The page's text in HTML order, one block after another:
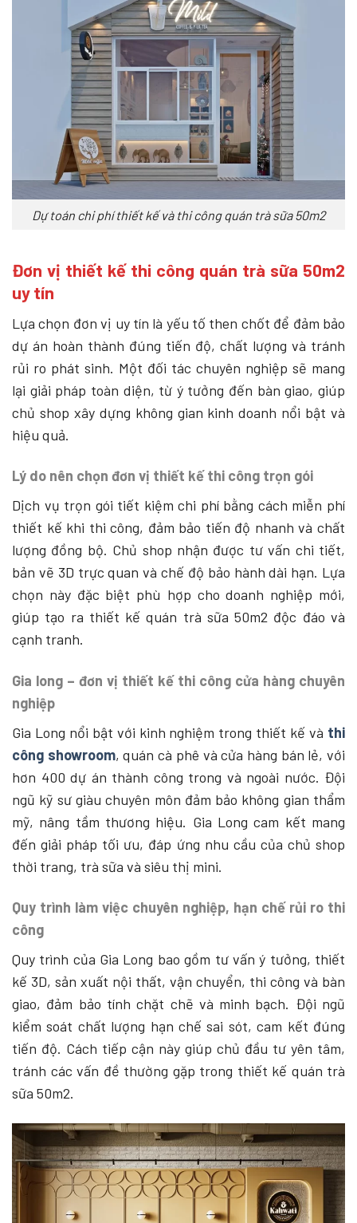
Dự toán chi phí thiết kế và thi công quán trà sữa 50m2
Đơn vị thiết kế thi công quán trà sữa 50m2
uy tín
Lựa chọn đơn vị uy tín là yếu tố then chốt để đảm bảo
dự án hoàn thành đúng tiến độ, chất lượng và tránh
rủi ro phát sinh. Một đối tác chuyên nghiệp sẽ mang
lại giải pháp toàn diện, từ ý tưởng đến bàn giao, giúp
chủ shop xây dựng không gian kinh doanh nổi bật và
hiệu quả.
Lý do nên chọn đơn vị thiết kế thi công trọn gói
Dịch vụ trọn gói tiết kiệm chi phí bằng cách miễn phí
thiết kế khi thi công, đảm bảo tiến độ nhanh và chất
lượng đồng bộ. Chủ shop nhận được tư vấn chi tiết,
bản vẽ 3D trực quan và chế độ bảo hành dài hạn. Lựa
chọn này đặc biệt phù hợp cho doanh nghiệp mới,
giúp tạo ra thiết kế quán trà sữa 50m2 độc đáo và
cạnh tranh.
Gia long – đơn vị thiết kế thi công cửa hàng chuyên
nghiệp
Gia Long nổi bật với kinh nghiệm trong thiết kế và thi
công showroom, quán cà phê và cửa hàng bán lẻ, với
hơn 400 dự án thành công trong và ngoài nước. Đội
ngũ kỹ sư giàu chuyên môn đảm bảo không gian thẩm
mỹ, nâng tầm thương hiệu. Gia Long cam kết mang
đến giải pháp tối ưu, đáp ứng nhu cầu của chủ shop
thời trang, trà sữa và siêu thị mini.
Quy trình làm việc chuyên nghiệp, hạn chế rủi ro thi
công
Quy trình của Gia Long bao gồm tư vấn ý tưởng, thiết
kế 3D, sản xuất nội thất, vận chuyển, thi công và bàn
giao, đảm bảo tính chặt chẽ và minh bạch. Đội ngũ
kiểm soát chất lượng hạn chế sai sót, cam kết đúng
tiến độ. Cách tiếp cận này giúp chủ đầu tư yên tâm,
tránh các vấn đề thường gặp trong thiết kế quán trà
sữa 50m2.